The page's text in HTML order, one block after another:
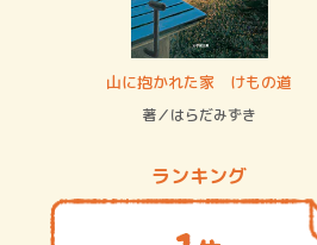
山に抱かれた家 けもの道
著／はらだみずき
ランキング